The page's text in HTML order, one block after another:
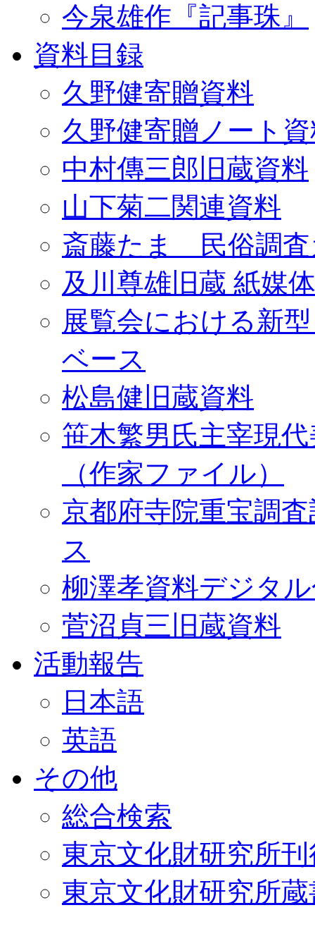
今泉雄作『記事珠』
資料目録
久野健寄贈資料
久野健寄贈ノート
中村傳三郎旧蔵資料
山下菊二関連資料
斎藤たま 民俗調査
及川尊雄旧蔵 紙媒
展覧会における新
ベース
松島健旧蔵資料
笹木繁男氏主宰現
（作家ファイル）
京都府寺院重宝調
ス
柳澤孝資料デジタ
菅沼貞三旧蔵資料
活動報告
日本語
英語
その他
総合検索
東京文化財研究所
東京文化財研究所